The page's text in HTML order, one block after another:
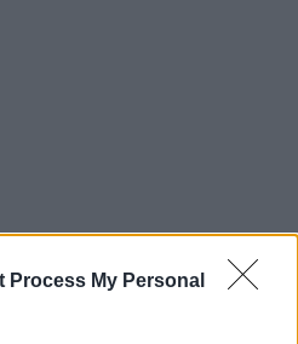
Process My Personal